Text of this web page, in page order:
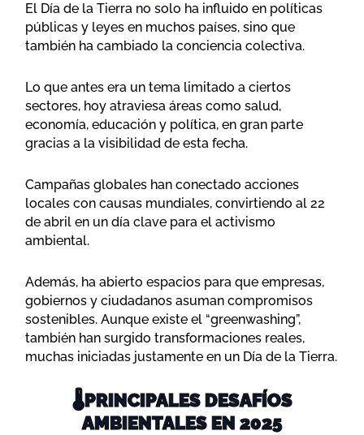
El Día de la Tierra no solo ha influido en políticas
públicas y leyes en muchos países, sino que
también ha cambiado la conciencia colectiva.
Lo que antes era un tema limitado a ciertos
sectores, hoy atraviesa áreas como salud,
economía, educación y política, en gran parte
gracias a la visibilidad de esta fecha.
Campañas globales han conectado acciones
locales con causas mundiales, convirtiendo al 22
de abril en un día clave para el activismo
ambiental.
Además, ha abierto espacios para que empresas,
gobiernos y ciudadanos asuman compromisos
sostenibles. Aunque existe el “greenwashing”,
también han surgido transformaciones reales,
muchas iniciadas justamente en un Día de la Tierra.
🌡️PRINCIPALES DESAFÍOS
AMBIENTALES EN 2025